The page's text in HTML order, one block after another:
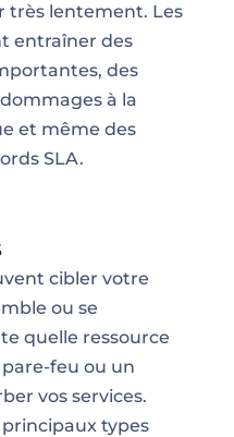
très lentement. Les
entraîner des
des
à la
et même des
SLA.
cibler votre
ou se
quelle ressource
feu ou un
vos services.
types